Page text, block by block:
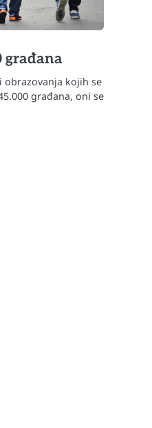
građana
obrazovanja kojih se
građana, oni se